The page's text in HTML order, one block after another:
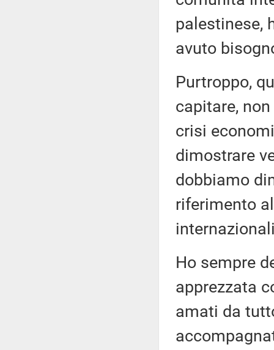
palestinese,
avuto
Purtroppo,
capitare,
crisi
dimostrare
dobbiamo
riferimento
Ho sempre
apprezzata
amati da